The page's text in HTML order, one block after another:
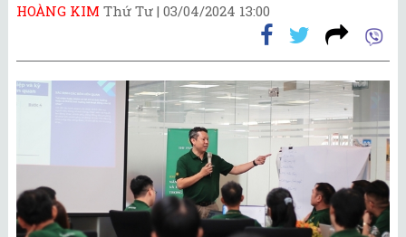
HOÀNG KIM Thứ Tư | 03/04/2024 13:00